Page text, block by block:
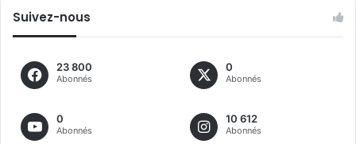
Suivez-nous
23 800
Abonnés
0
Abonnés
0
Abonnés
10 612
Abonnés